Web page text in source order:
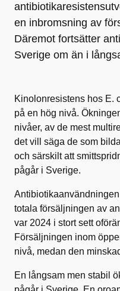
en inbromsning av
Däremot fortsätter
Sverige om än i
Kinolonresistens hos E.
på en hög nivå.
nivåer, av de mest
det vill säga de som
och särskilt att
pågår i Sverige.
totala försäljningen av
var 2024 i stort sett
Försäljningen inom
nivå, medan den
En långsam men stabil